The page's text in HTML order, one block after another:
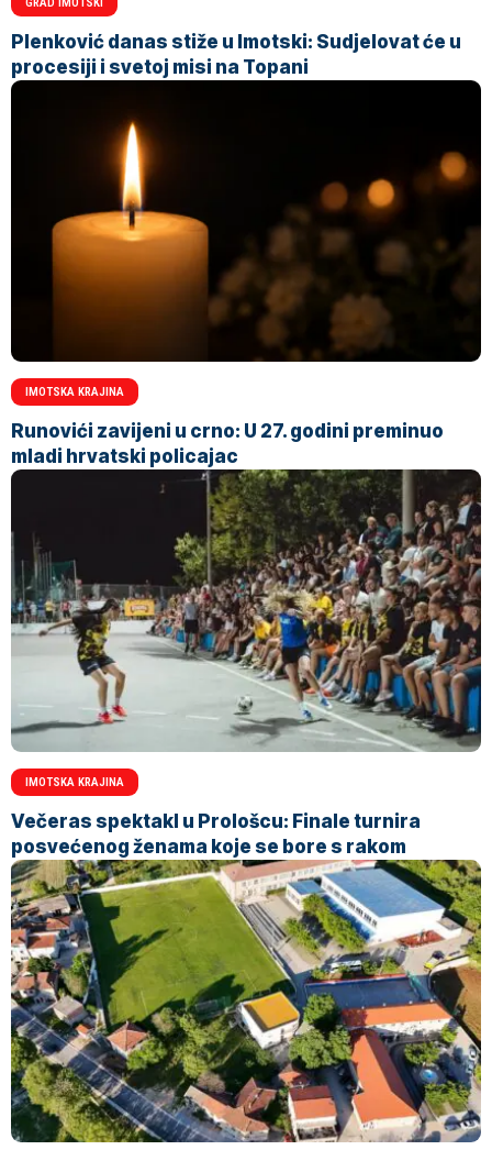
Plenković danas stiže u Imotski: Sudjelovat će u
procesiji i svetoj misi na Topani
IMOTSKA KRAJINA
Runovići zavijeni u crno: U 27. godini preminuo
mladi hrvatski policajac
IMOTSKA KRAJINA
Večeras spektakl u Prološcu: Finale turnira
posvećenog ženama koje se bore s rakom